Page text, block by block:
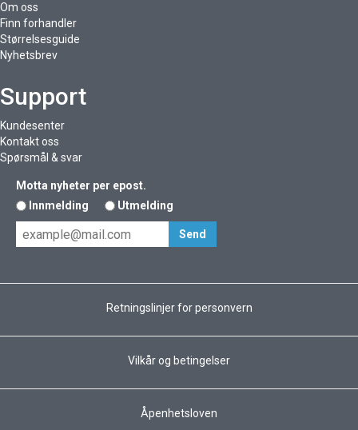
Om oss
Finn forhandler
Størrelsesguide
Nyhetsbrev
Support
Kundesenter
Kontakt oss
Spørsmål & svar
Motta nyheter per epost.
Innmelding
Utmelding
Retningslinjer for personvern
Vilkår og betingelser
Åpenhetsloven